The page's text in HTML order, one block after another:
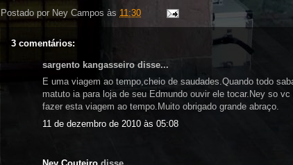
Postado por Ney Campos às 11:30
3 comentários:
sargento kangasseiro disse...
E uma viagem ao tempo,cheio de saudades.Quando todo
matuto ia para loja de seu Edmundo ouvir ele tocar.Ney so vc
fazer esta viagem ao tempo.Muito obrigado grande abraço.
11 de dezembro de 2010 às 05:08
Ney Couteiro disse...